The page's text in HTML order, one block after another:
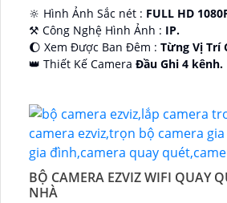
🔆 Hình Ảnh Sắc nét : FULL HD
⚒ Công Nghệ Hình Ảnh : IP.
🌔 Xem Được Ban Đêm : Từng Vị Trí
👑 Thiết Kế Camera Đầu Ghi 4 kênh.
BỘ CAMERA EZVIZ WIFI QUAY
NHÀ